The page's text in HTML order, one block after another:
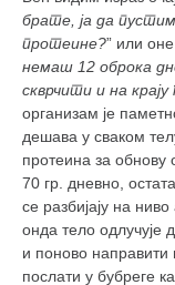
брате, ја да
протеине?” или
немаш 12 оброка
скврчити и на
организам је
дешава у сваком
протеина за обнову
70 гр. дневно,
се разбијају на
онда тело одлучује
и поново
послати у бубреге